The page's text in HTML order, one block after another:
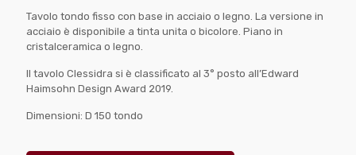
Tavolo tondo fisso con base in acciaio o legno. La versione in
acciaio è disponibile a tinta unita o bicolore. Piano in
cristalceramica o legno.
Il tavolo Clessidra si è classificato al 3° posto all’Edward
Haimsohn Design Award 2019.
Dimensioni: D 150 tondo